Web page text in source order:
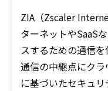
ZIA（Zscaler
ターネットやSaaS
スするための通信を
通信の中継点にク
に基づいたセキュ